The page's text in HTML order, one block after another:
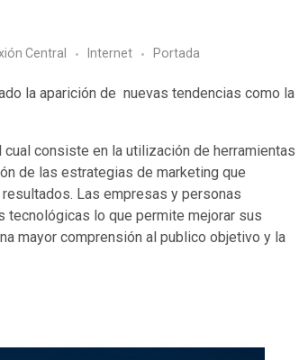
Central Internet Portada
la aparición de nuevas tendencias como la
cual consiste en la utilización de herramientas
de las estrategias de marketing que
Las empresas y personas
tecnológicas lo que permite mejorar sus
mayor comprensión al publico objetivo y la